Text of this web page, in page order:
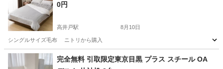
0円
高井戸駅 8月10日
シングルサイズ毛布 ニトリから購入
東京 杉並区 高井戸駅 寝具
完全無料 引取限定東京目黒 プラス スチール OA